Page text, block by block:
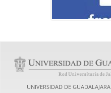
UNIVERSIDAD DE GUADALAJARA